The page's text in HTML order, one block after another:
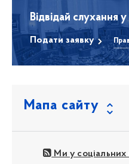
Відвідай слухання у
Подати заявку
Мапа сайту
Ми у